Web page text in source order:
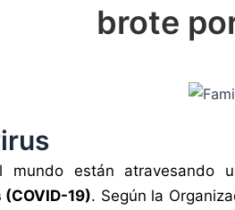
brote
mundo están atravesando
19). Según la